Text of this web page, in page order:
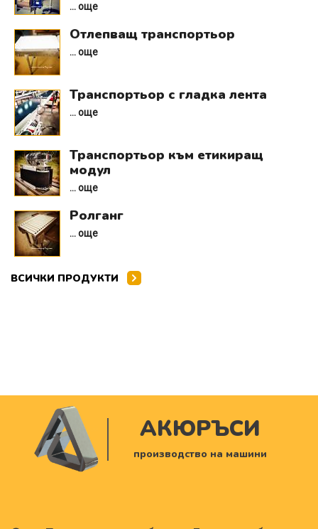
... още
Отлепващ транспортьор
... още
Транспортьор с гладка лента
... още
Транспортьор към етикиращ
модул
... още
Ролганг
... още
ВСИЧКИ ПРОДУКТИ
АКЮРЪСИ
производство на машини